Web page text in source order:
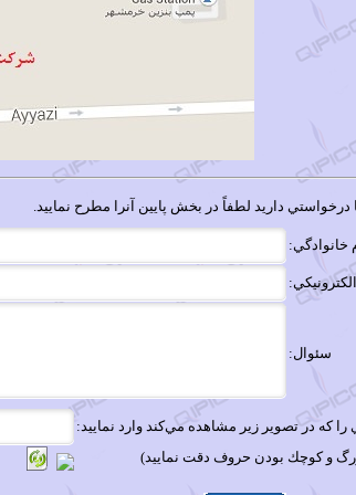
درخواستي داريد لطفاً در بخش پايين آنرا مطرح نماييد.
خانوادگي:
سئوال:
را كه در تصوير زير مشاهده مي‌كند وارد نماييد:
و كوچك بودن حروف دقت نماييد)